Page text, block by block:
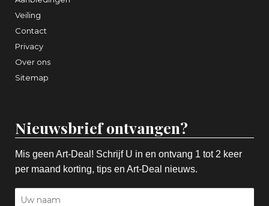
Veiling
Contact
Privacy
Over ons
Sitemap
Nieuwsbrief ontvangen?
Mis geen Art-Deal! Schrijf U in en ontvang 1 tot 2 keer
per maand korting, tips en Art-Deal nieuws.